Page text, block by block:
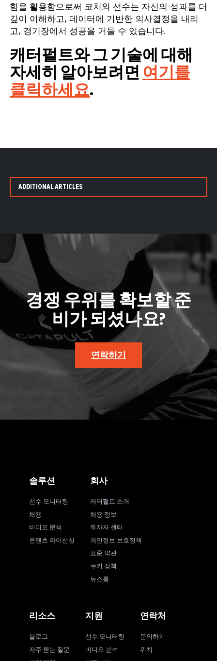
힘을 활용함으로써 코치와 선수는 자신의 성과를 더
깊이 이해하고, 데이터에 기반한 의사결정을 내리
고, 경기장에서 성공을 거둘 수 있습니다.
캐터펄트와 그 기술에 대해
자세히 알아보려면 여기를
클릭하세요.
ADDITIONAL ARTICLES
경쟁 우위를 확보할 준
비가 되셨나요?
연락하기
솔루션
선수 모니터링
채용
비디오 분석
콘텐츠 라이선싱
회사
캐터펄트 소개
채용 정보
투자자 센터
개인정보 보호정책
표준 약관
쿠키 정책
뉴스룸
리소스
블로그
자주 묻는 질문
지원
선수 모니터링
비디오 분석
연락처
문의하기
위치